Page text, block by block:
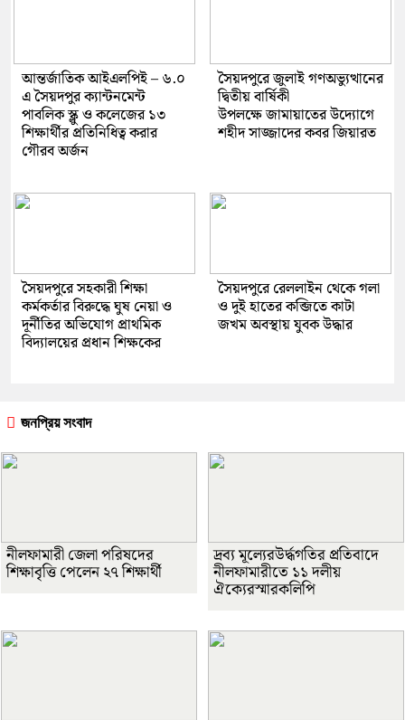
আন্তর্জাতিক আইএলপিই – ৬.০
এ সৈয়দপুর ক্যান্টনমেন্ট
পাবলিক স্ক্লু ও কলেজের ১৩
শিক্ষার্থীর প্রতিনিধিত্ব করার
গৌরব অর্জন
সৈয়দপুরে জুলাই গণঅভ্যুত্থানের
দ্বিতীয় বার্ষিকী
উপলক্ষে জামায়াতের উদ্যোগে
শহীদ সাজ্জাদের কবর জিয়ারত
সৈয়দপুরে সহকারী শিক্ষা
কর্মকর্তার বিরুদ্ধে ঘুষ নেয়া ও
দূর্নীতির অভিযোগ প্রাথমিক
বিদ্যালয়ের প্রধান শিক্ষকের
সৈয়দপুরে রেললাইন থেকে গলা
ও দুই হাতের কব্জিতে কাটা
জখম অবস্থায় যুবক উদ্ধার
জনপ্রিয় সংবাদ
নীলফামারী জেলা পরিষদের
শিক্ষাবৃত্তি পেলেন ২৭ শিক্ষার্থী
দ্রব্য মূল্যেরউর্দ্ধগতির প্রতিবাদে
নীলফামারীতে ১১ দলীয়
ঐক্যেরস্মারকলিপি